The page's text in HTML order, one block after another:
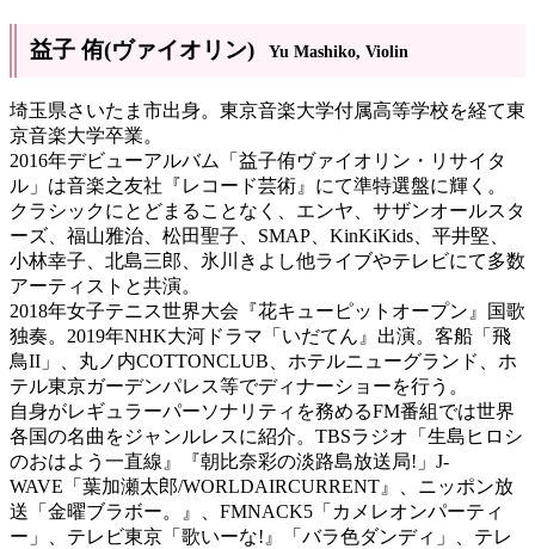
益子 侑(ヴァイオリン) Yu Mashiko, Violin
埼玉県さいたま市出身。東京音楽大学付属高等学校を経て東
京音楽大学卒業。
2016年デビューアルバム「益子侑ヴァイオリン・リサイタ
ル」は音楽之友社『レコード芸術』にて準特選盤に輝く。
クラシックにとどまることなく、エンヤ、サザンオールスタ
ーズ、福山雅治、松田聖子、SMAP、KinKiKids、平井堅、
小林幸子、北島三郎、氷川きよし他ライブやテレビにて多数
アーティストと共演。
2018年女子テニス世界大会『花キューピットオープン』国歌
独奏。2019年NHK大河ドラマ「いだてん』出演。客船「飛
鳥II」、丸ノ内COTTONCLUB、ホテルニューグランド、ホ
テル東京ガーデンパレス等でディナーショーを行う。
自身がレギュラーパーソナリティを務めるFM番組では世界
各国の名曲をジャンルレスに紹介。TBSラジオ「生島ヒロシ
のおはよう一直線』『朝比奈彩の淡路島放送局!」J-
WAVE「葉加瀬太郎/WORLDAIRCURRENT』、ニッポン放
送「金曜ブラボー。』、FMNACK5「カメレオンパーティ
ー」、テレビ東京「歌いーな!』「バラ色ダンディ」、テレ